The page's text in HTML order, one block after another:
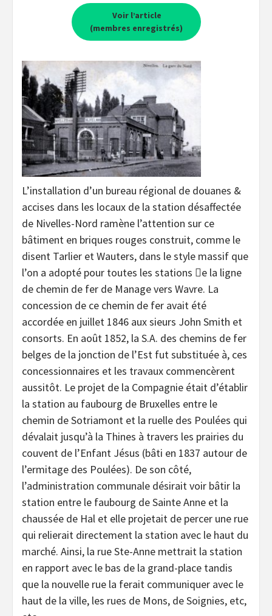
Voir l’article
(membres enregistrés)
L’installation d’un bureau régional de douanes &
accises dans les locaux de la station désaffectée
de Nivelles-Nord ramène l’attention sur ce
bâtiment en briques rouges construit, comme le
disent Tarlier et Wauters, dans le style massif que
l’on a adopté pour toutes les stations 􀂷e la ligne
de chemin de fer de Manage vers Wavre. La
concession de ce chemin de fer avait été
accordée en juillet 1846 aux sieurs John Smith et
consorts. En août 1852, la S.A. des chemins de fer
belges de la jonction de l’Est fut substituée à, ces
concessionnaires et les travaux commencèrent
aussitôt. Le projet de la Compagnie était d’établir
la station au faubourg de Bruxelles entre le
chemin de Sotriamont et la ruelle des Poulées qui
dévalait jusqu’à la Thines à travers les prairies du
couvent de l’Enfant Jésus (bâti en 1837 autour de
l’ermitage des Poulées). De son côté,
l’administration communale désirait voir bâtir la
station entre le faubourg de Sainte Anne et la
chaussée de Hal et elle projetait de percer une rue
qui relierait directement la station avec le haut du
marché. Ainsi, la rue Ste-Anne mettrait la station
en rapport avec le bas de la grand-place tandis
que la nouvelle rue la ferait communiquer avec le
haut de la ville, les rues de Mons, de Soignies, etc,